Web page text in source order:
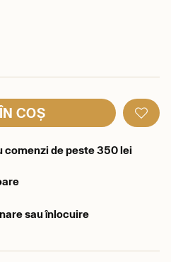
COȘ
de peste 350 lei
sau înlocuire